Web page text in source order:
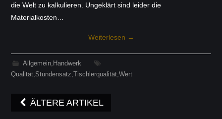
die Welt zu kalkulieren. Ungeklärt sind leider die
Materialkosten…
Weiterlesen →
Allgemein, Handwerk
Qualität Stundensatz ,Tischlerqualität ,Wert
Beitragsnavigation
ÄLTERE ARTIKEL